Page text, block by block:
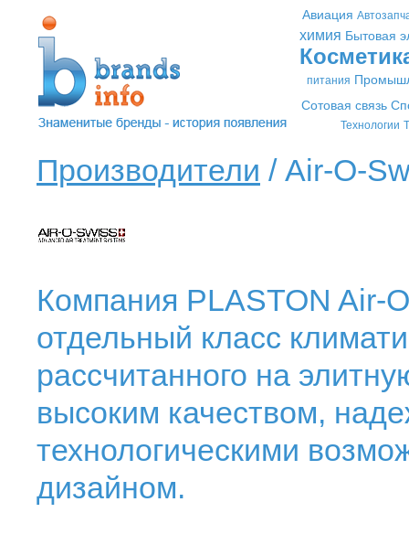
Авиация
химия Бытовая
питания
Сотовая связь
Технологии
Производители / Air-O-
Компания PLASTON Air-
отдельный класс
рассчитанного на
высоким качеством,
технологическими
дизайном.